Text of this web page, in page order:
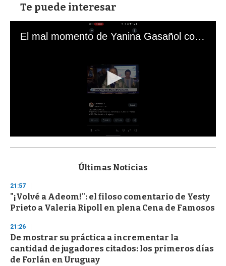
Te puede interesar
El mal momento de Yanina Gasañol con un hincha argentino en "Subrayado"
s
d
s
o
f
3
s
c
o
Últimas Noticias
21:57
"¡Volvé a Adeom!": el filoso comentario de Yesty
Prieto a Valeria Ripoll en plena Cena de Famosos
21:26
De mostrar su práctica a incrementar la
cantidad de jugadores citados: los primeros días
de Forlán en Uruguay